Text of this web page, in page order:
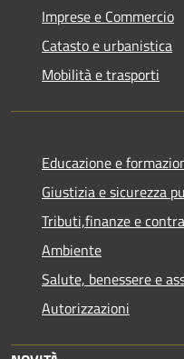
Imprese e Commercio
Catasto e urbanistica
Mobilità e trasporti
Educazione e
Giustizia e sicurezza
Tributi,finanze e
Ambiente
Salute, benessere e
Autorizzazioni